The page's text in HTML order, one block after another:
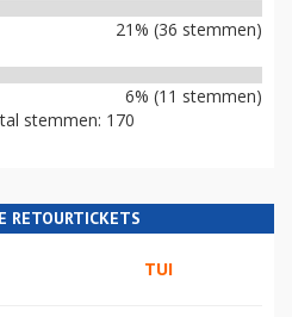
21% (36 stemmen)
6% (11 stemmen)
stemmen: 170
RETOURTICKETS
TUI